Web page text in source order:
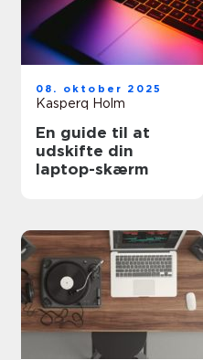
08. oktober 2025
Kasperq Holm
En guide til at
udskifte din
laptop-skærm